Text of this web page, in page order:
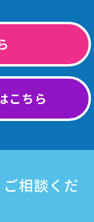
こちら
相談くだ